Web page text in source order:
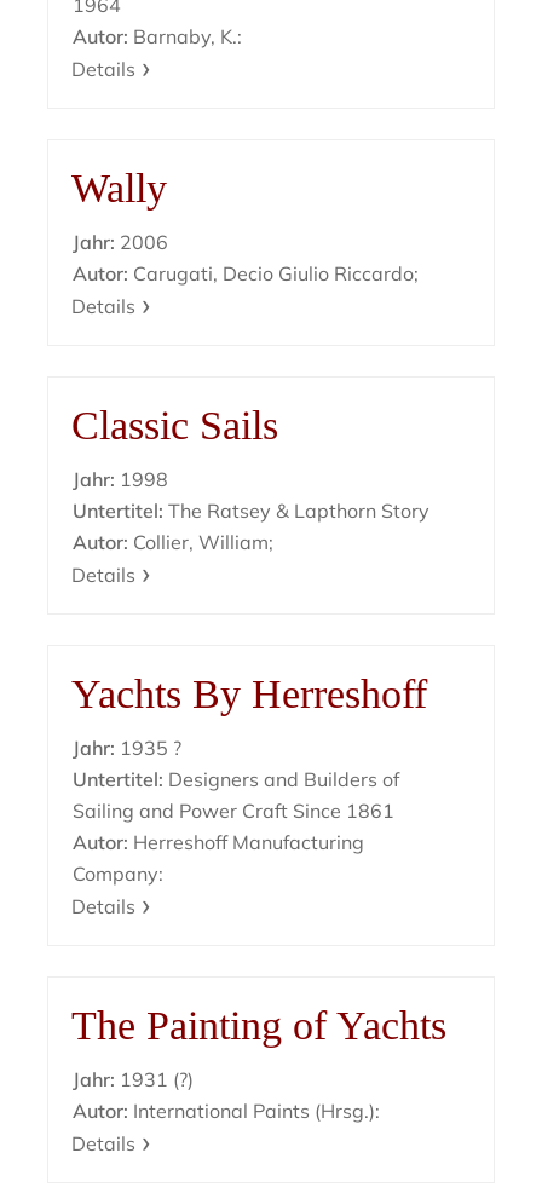
1964
Autor: Barnaby, K.:
Details
Wally
Jahr: 2006
Autor: Carugati, Decio Giulio Riccardo;
Details
Classic Sails
Jahr: 1998
Untertitel: The Ratsey & Lapthorn Story
Autor: Collier, William;
Details
Yachts By Herreshoff
Jahr: 1935 ?
Untertitel: Designers and Builders of
Sailing and Power Craft Since 1861
Autor: Herreshoff Manufacturing
Company:
Details
The Painting of Yachts
Jahr: 1931 (?)
Autor: International Paints (Hrsg.):
Details